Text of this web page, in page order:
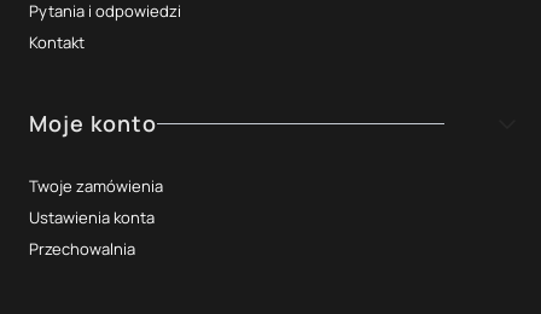
Pytania i odpowiedzi
Kontakt
Moje konto
Twoje zamówienia
Ustawienia konta
Przechowalnia